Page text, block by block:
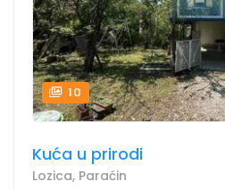
10
Kuća u prirodi
Lozica, Paraćin